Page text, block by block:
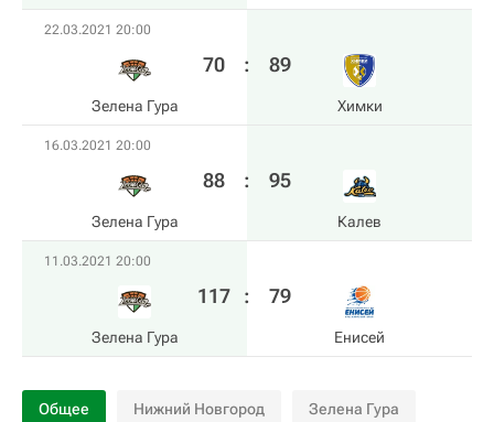
22.03.2021 20:00
Зелена Гура
70 : 89
Химки
16.03.2021 20:00
Зелена Гура
88 : 95
Калев
11.03.2021 20:00
Зелена Гура
117 : 79
Енисей
Общее Нижний Новгород Зелена Гура